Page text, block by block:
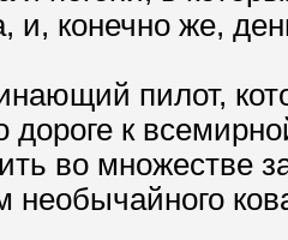
и, конечно же,
пилот,
дороге к
во множестве
необычайного